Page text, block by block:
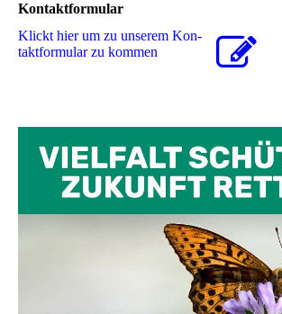
Kontaktformular
Klickt hier um zu unserem Kon­
takt­for­mu­lar zu kommen